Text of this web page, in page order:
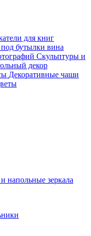
для книг
бутылки вина
Скульптуры и
декор
Декоративные чаши
напольные зеркала